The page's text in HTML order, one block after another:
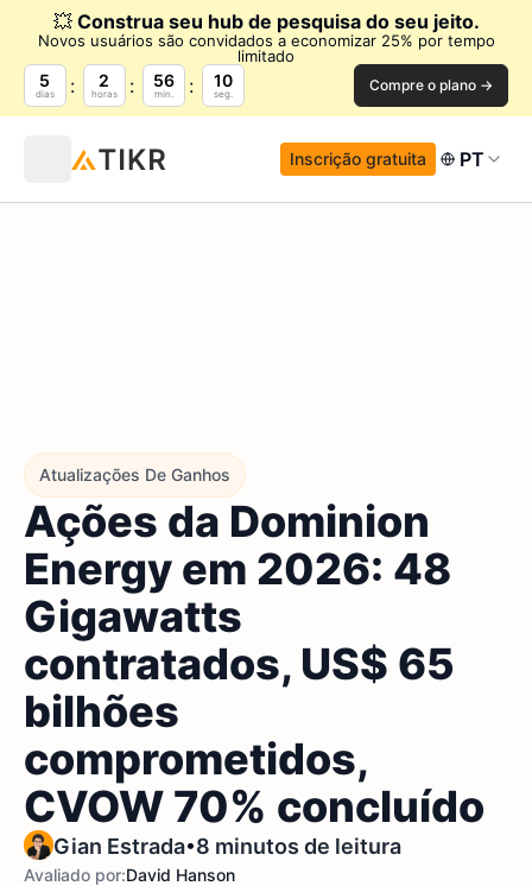
💥 Construa seu hub de pesquisa do seu jeito.
Novos usuários são convidados a economizar 25% por tempo
limitado
5
dias
2
horas
56
min.
9
seg. Compre o plano →
Inscrição gratuita PT
Atualizações De Ganhos
Ações da Dominion
Energy em 2026: 48
Gigawatts
contratados, US$ 65
bilhões
comprometidos,
CVOW 70% concluído
Gian Estrada•8 minutos de leitura
Avaliado por:David Hanson